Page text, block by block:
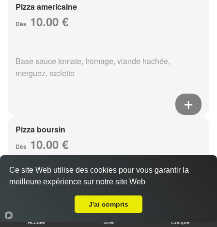
Pizza americaine
Dès 10.00 €
Base sauce tomate, fromage, viande hachée,
merguez, raclette
Pizza boursin
Dès 10.00 €
Base sauce tomate, fromage, viande hachée, boursin,
Accueil Panier Compte
Ce site Web utilise des cookies pour vous garantir la
meilleure expérience sur notre site Web
J'ai compris